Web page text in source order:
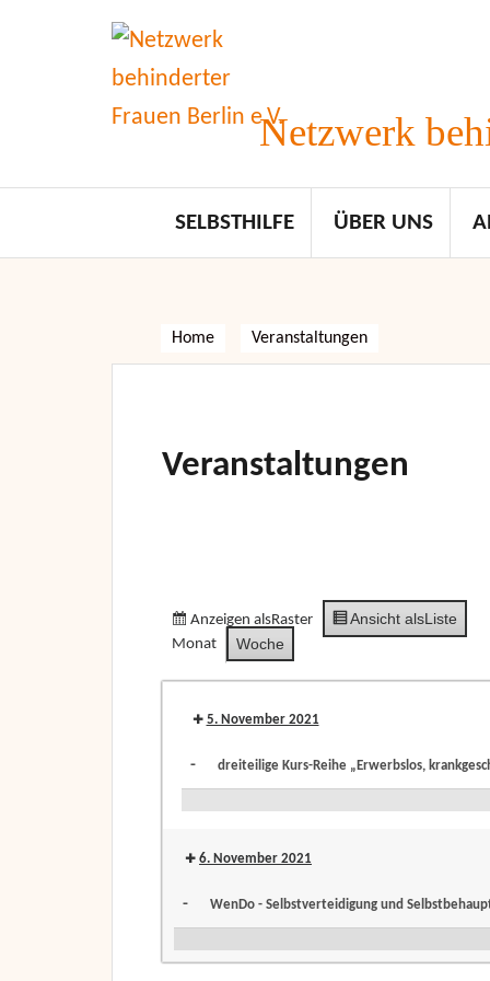
Netzwerk
SELBSTHILFE ÜBER UNS
Home Veranstaltungen
Veranstaltungen
Anzeigen alsRaster Ansicht alsListe
Monat Woche
5. November 2021
- dreiteilige Kurs-Reihe „Erwerbslos,
dreiteilige
Kurs-
Reihe
„Erwerbslos,
krankgeschrieben,
6. November 2021
- WenDo - Selbstverteidigung und
WenDo